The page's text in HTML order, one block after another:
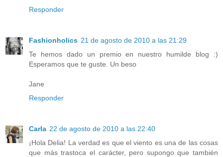
Responder
Fashionholics 21 de agosto de 2010 a las 21:29
Te hemos dado un premio en nuestro humilde blog :)
Esperamos que te guste. Un beso
Jane
Responder
Carla 22 de agosto de 2010 a las 22:40
¡Hola Delia! La verdad es que el viento es una de las cosas
que más trastoca el carácter, pero supongo que también